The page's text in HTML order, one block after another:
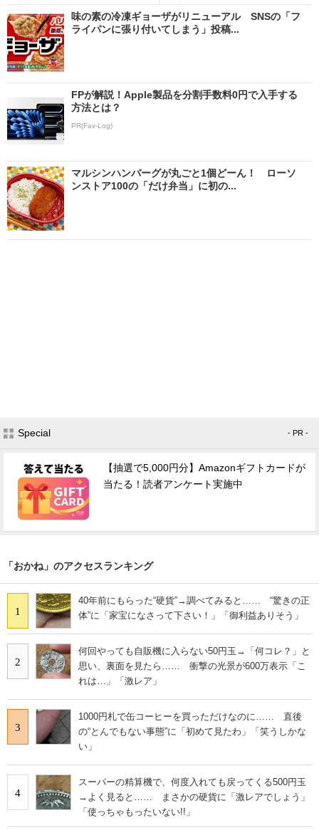
味の素の冷凍ギョーザがリニューアル SNSの「フ
ライパンに張り付いてしまう」投稿...
FPが解説！Apple製品を分割手数料0円で入手する
方法とは？
PR(Fav-Log)
マルシンハンバーグが丸ごと1個どーん！ ローソ
ンストア100の「だけ弁当」に初の...
Special - PR -
【抽選で5,000円分】Amazonギフトカードが
当たる！読者アンケート実施中
「おかね」のアクセスランキング
1
40年前にもらった“硬貨”→調べてみると…… “驚きの正
体”に「家宝になさって下さい！」「御利益ありそう」
2
何回やっても自販機に入らない50円玉→「何コレ？」と
思い、裏面を見たら…… 衝撃の光景が600万表示「こ
れは…」「激レア」
3
1000円札で缶コーヒーを買っただけなのに…… 直後
の“とんでもない事態”に「初めて見たわ」「笑うしかな
い」
4
スーパーの精算機で、何度入れても戻ってくる500円玉
→よく見ると…… まさかの硬貨に「激レアでしょう」
「使っちゃもったいない!!」